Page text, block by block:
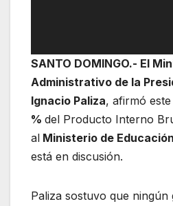
SANTO DOMINGO.- El
Administrativo de la
Ignacio Paliza, afirmó
% del Producto Interno
al Ministerio de Educación
está en discusión.
Paliza sostuvo que